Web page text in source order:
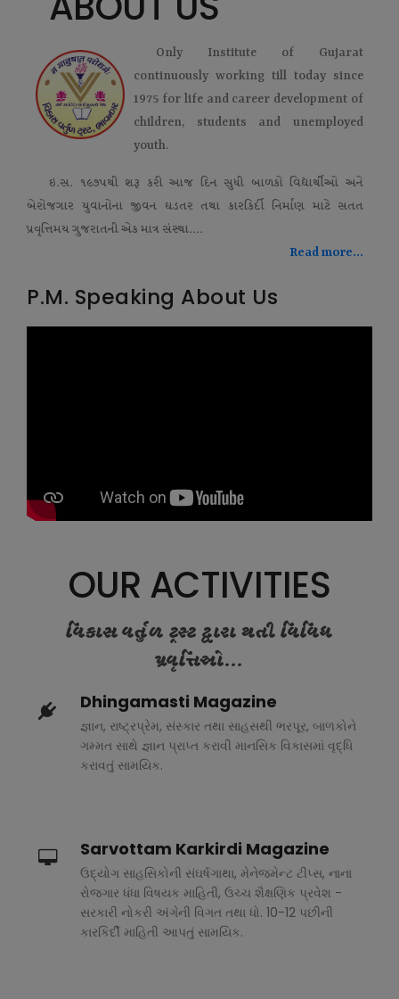
Only Institute of Gujarat
continuously working till today since
1975 for life and career development of
children, students and unemployed
youth.
ઇ.સ. ૧૯૭૫થી શરૂ કરી આજ દિન સુધી બાળકો વિદ્યાર્થીઓ અને
બેરોજગાર યુવાનોના જીવન ઘડતર તથા કારકિર્દી નિર્માણ માટે સતત
પ્રવૃત્તિમય ગુજરાતની એક માત્ર સંસ્થા....
Read more...
P.M. Speaking About Us
OUR ACTIVITIES
વિકાસ વર્તુળ ટ્રસ્ટ દ્વારા થતી વિવિધ
પ્રવૃત્તિઓ...
Dhingamasti Magazine
જ્ઞાન, રાષ્ટ્રપ્રેમ, સંસ્કાર તથા સાહસથી ભરપૂર, બાળકોને
ગમ્મત સાથે જ્ઞાન પ્રાપ્ત કરાવી માનસિક વિકાસમાં વૃદ્ધિ
કરાવતું સામયિક.
Sarvottam Karkirdi Magazine
ઉદ્યોગ સાહસિકોની સંઘર્ષગાથા, મેનેજમેન્ટ ટીપ્સ, નાના
રોજગાર ધંધા વિષયક માહિતી, ઉચ્ચ શૈક્ષણિક પ્રવેશ -
સરકારી નોકરી અંગેની વિગત તથા ધો. 10-12 પછીની
કારકિર્દી માહિતી આપતું સામયિક.